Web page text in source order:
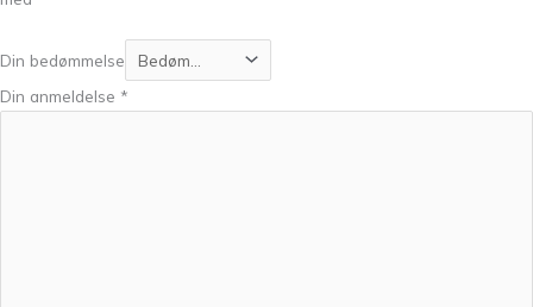
Din bedømmelse
Din anmeldelse *